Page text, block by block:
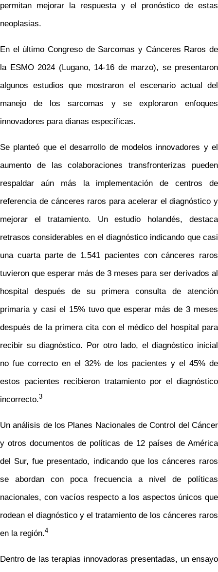
permitan mejorar la respuesta y el pronóstico de estas
neoplasias.
En el último Congreso de Sarcomas y Cánceres Raros de
la ESMO 2024 (Lugano, 14-16 de marzo), se presentaron
algunos estudios que mostraron el escenario actual del
manejo de los sarcomas y se exploraron enfoques
innovadores para dianas específicas.
Se planteó que el desarrollo de modelos innovadores y el
aumento de las colaboraciones transfronterizas pueden
respaldar aún más la implementación de centros de
referencia de cánceres raros para acelerar el diagnóstico y
mejorar el tratamiento. Un estudio holandés, destaca
retrasos considerables en el diagnóstico indicando que casi
una cuarta parte de 1.541 pacientes con cánceres raros
tuvieron que esperar más de 3 meses para ser derivados al
hospital después de su primera consulta de atención
primaria y casi el 15% tuvo que esperar más de 3 meses
después de la primera cita con el médico del hospital para
recibir su diagnóstico. Por otro lado, el diagnóstico inicial
no fue correcto en el 32% de los pacientes y el 45% de
estos pacientes recibieron tratamiento por el diagnóstico
incorrecto.3
Un análisis de los Planes Nacionales de Control del Cáncer
y otros documentos de políticas de 12 países de América
del Sur, fue presentado, indicando que los cánceres raros
se abordan con poca frecuencia a nivel de políticas
nacionales, con vacíos respecto a los aspectos únicos que
rodean el diagnóstico y el tratamiento de los cánceres raros
en la región.4
Dentro de las terapias innovadoras presentadas, un ensayo